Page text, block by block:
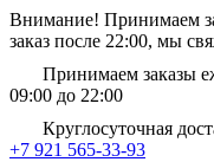
Внимание! Принимаем
заказ после 22:00, мы
Принимаем заказы
09:00 до 22:00
Круглосуточная
+7 921 565-33-93